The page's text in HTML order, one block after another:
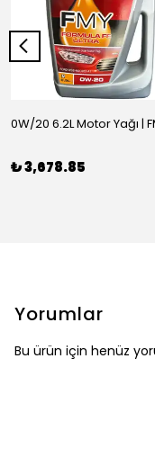
₺ 3,678.85
Yorumlar
Bu ürün için henüz